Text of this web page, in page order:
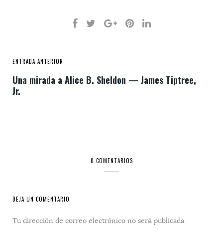
ENTRADA ANTERIOR
Una mirada a Alice B. Sheldon — James Tiptree,
Jr.
0 COMENTARIOS
DEJA UN COMENTARIO
Tu dirección de correo electrónico no será publicada.